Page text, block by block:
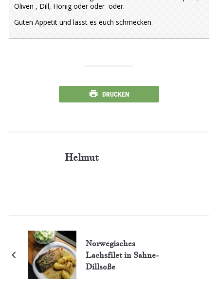
Oliven , Dill, Honig oder oder oder.
Guten Appetit und lasst es euch schmecken.
DRUCKEN
Helmut
Norwegisches
Lachsfilet in Sahne-
Dillsoße